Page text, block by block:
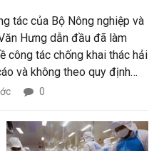
tác của Bộ Nông nghiệp và
Hưng dẫn đầu đã làm
công tác chống khai thác hải
và không theo quy định
0